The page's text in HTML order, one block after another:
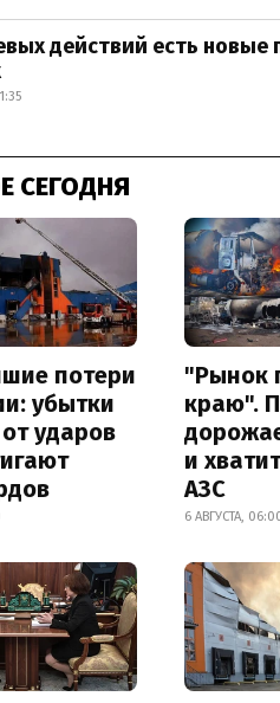
действий есть новые
СЕГОДНЯ
потери
убытки
ударов
"Рынок
краю".
и
АЗС
6 АВГУСТА,